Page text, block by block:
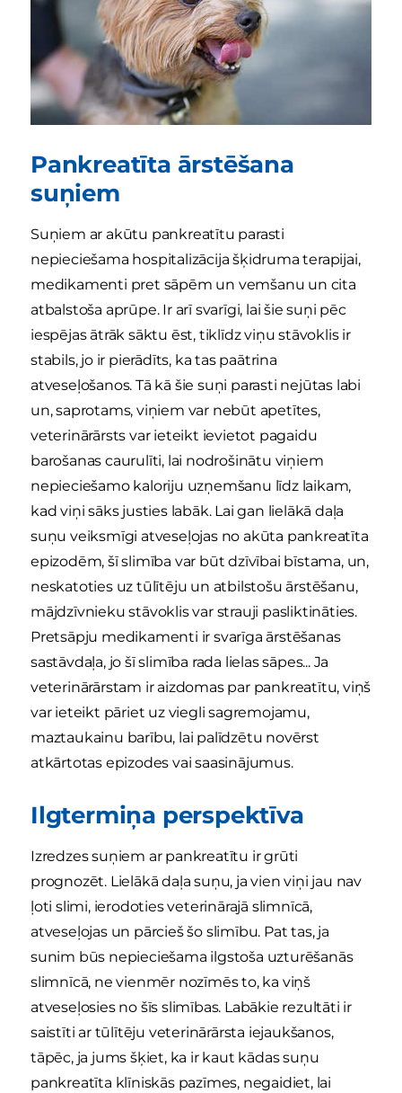
Pankreatīta ārstēšana
suņiem
Suņiem ar akūtu pankreatītu parasti
nepieciešama hospitalizācija šķidruma terapijai,
medikamenti pret sāpēm un vemšanu un cita
atbalstoša aprūpe. Ir arī svarīgi, lai šie suņi pēc
iespējas ātrāk sāktu ēst, tiklīdz viņu stāvoklis ir
stabils, jo ir pierādīts, ka tas paātrina
atveseļošanos. Tā kā šie suņi parasti nejūtas labi
un, saprotams, viņiem var nebūt apetītes,
veterinārārsts var ieteikt ievietot pagaidu
barošanas caurulīti, lai nodrošinātu viņiem
nepieciešamo kaloriju uzņemšanu līdz laikam,
kad viņi sāks justies labāk. Lai gan lielākā daļa
suņu veiksmīgi atveseļojas no akūta pankreatīta
epizodēm, šī slimība var būt dzīvībai bīstama, un,
neskatoties uz tūlītēju un atbilstošu ārstēšanu,
mājdzīvnieku stāvoklis var strauji pasliktināties.
Pretsāpju medikamenti ir svarīga ārstēšanas
sastāvdaļa, jo šī slimība rada lielas sāpes... Ja
veterinārārstam ir aizdomas par pankreatītu, viņš
var ieteikt pāriet uz viegli sagremojamu,
maztaukainu barību, lai palīdzētu novērst
atkārtotas epizodes vai saasinājumus.
Ilgtermiņa perspektīva
Izredzes suņiem ar pankreatītu ir grūti
prognozēt. Lielākā daļa suņu, ja vien viņi jau nav
ļoti slimi, ierodoties veterinārajā slimnīcā,
atveseļojas un pārcieš šo slimību. Pat tas, ja
sunim būs nepieciešama ilgstoša uzturēšanās
slimnīcā, ne vienmēr nozīmēs to, ka viņš
atveseļosies no šīs slimības. Labākie rezultāti ir
saistīti ar tūlītēju veterinārārsta iejaukšanos,
tāpēc, ja jums šķiet, ka ir kaut kādas suņu
pankreatīta klīniskās pazīmes, negaidiet, lai